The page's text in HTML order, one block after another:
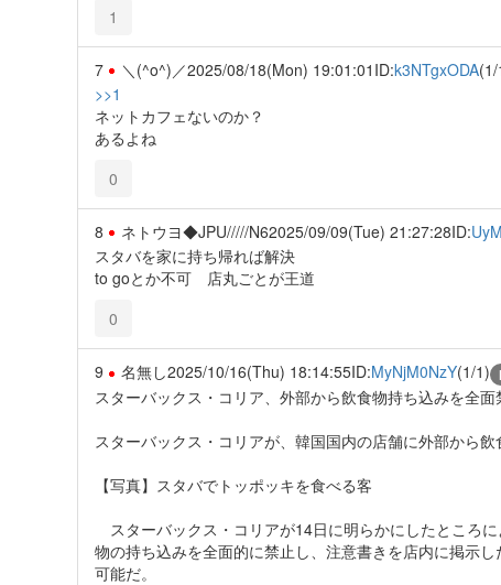
1
7 ＼(^o^)／2025/08/18(Mon) 19:01:01 ID:k3NTgxODA
>>1
ネットカフェないのか？
あるよね
0
8 ネトウヨ◆JPU/////N62025/09/09(Tue) 21:27:28ID:
スタバを家に持ち帰れば解決
to goとか不可 店丸ごとが王道
0
9 名無し2025/10/16(Thu) 18:14:55ID:MyNjM0NzY(1/1)
スターバックス・コリア、外部から飲食物持ち込みを全面
スターバックス・コリアが、韓国国内の店舗に外部から
【写真】スタバでトッポッキを食べる客
スターバックス・コリアが14日に明らかにしたところ
物の持ち込みを全面的に禁止し、注意書きを店内に掲示
可能だ。